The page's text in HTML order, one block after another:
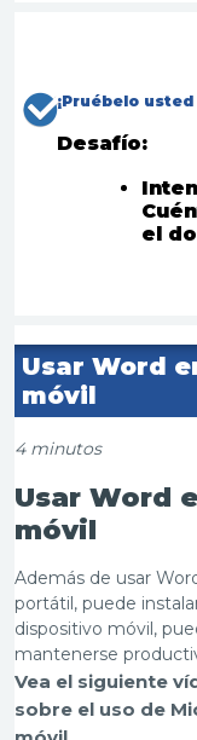
¡Pruébelo
Desafío:
el
Usar Word
móvil
4 minutos
Usar Word
móvil
Además de usar
portátil, puede
dispositivo móvil,
mantenerse
Vea el siguiente
sobre el uso de